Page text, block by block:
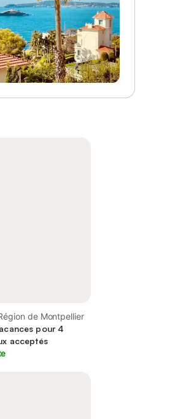
de Montpellier
pour 4
acceptés